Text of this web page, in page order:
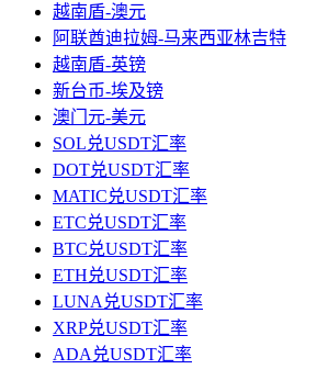
越南盾-澳元
阿联酋迪拉姆-马来西亚林吉特
越南盾-英镑
新台币-埃及镑
澳门元-美元
SOL兑USDT汇率
DOT兑USDT汇率
MATIC兑USDT汇率
ETC兑USDT汇率
BTC兑USDT汇率
ETH兑USDT汇率
LUNA兑USDT汇率
XRP兑USDT汇率
ADA兑USDT汇率